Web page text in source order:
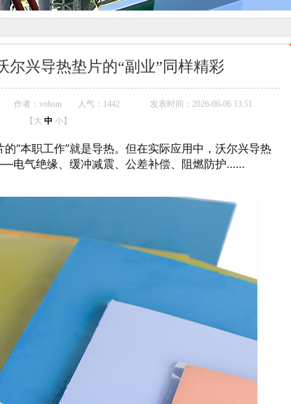
兴导热垫片的“副业”同样精彩
作者：volsun 人气： 1442
发表时间：2026-06-06 13:51
【 大 中 小】
“本职工作”就是导热。但在实际应用中，沃尔兴导热
电气绝缘、缓冲减震、公差补偿、阻燃防护……